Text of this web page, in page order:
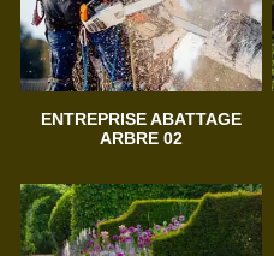
ENTREPRISE ABATTAGE
ARBRE 02